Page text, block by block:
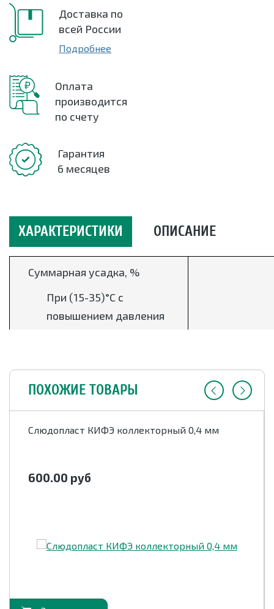
Доставка по
всей России
Подробнее
Оплата
производится
по счету
Гарантия
6 месяцев
ХАРАКТЕРИСТИКИ ОПИСАНИЕ
Суммарная усадка, %
При (15-35)°С с
повышением давления
повышением
темпертуры до 180 °С,
не более
в том числе: усадка при
темпертуры от (15-
7
менее, кВ/мм
ПОХОЖИЕ ТОВАРЫ
Слюдопласт КИФЭ коллекторный 0,4 мм
600.00 руб